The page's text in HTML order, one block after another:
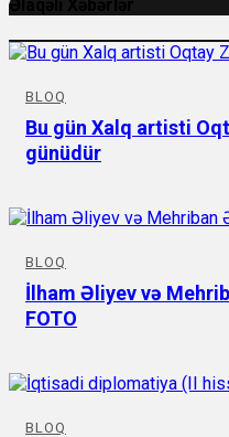
Əlaqəli Xəbərlər
BLOQ
Bu gün Xalq artisti
günüdür
BLOQ
İlham Əliyev və
FOTO
BLOQ